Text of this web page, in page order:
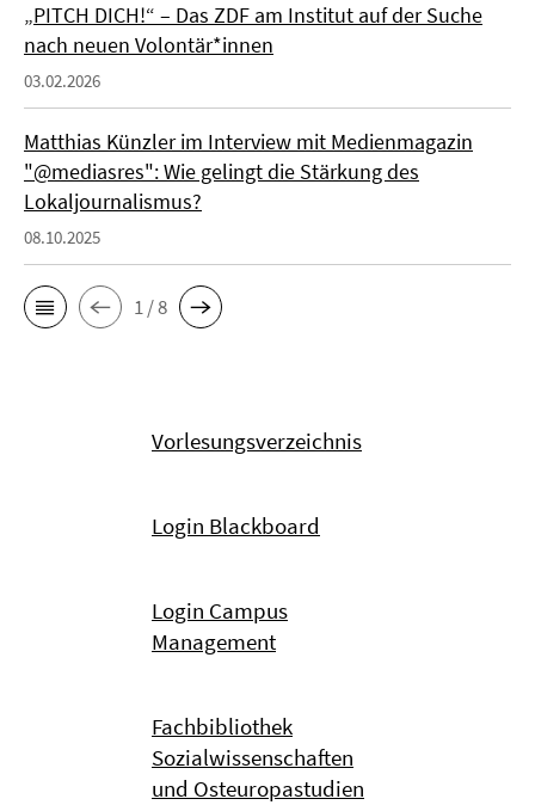
„PITCH DICH!“ – Das ZDF am Institut auf der Suche
nach neuen Volontär*innen
03.02.2026
Matthias Künzler im Interview mit Medienmagazin
"@mediasres": Wie gelingt die Stärkung des
Lokaljournalismus?
08.10.2025
1 / 8
Vorlesungsverzeichnis
Login Blackboard
Login Campus
Management
Fachbibliothek
Sozialwissenschaften
und Osteuropastudien